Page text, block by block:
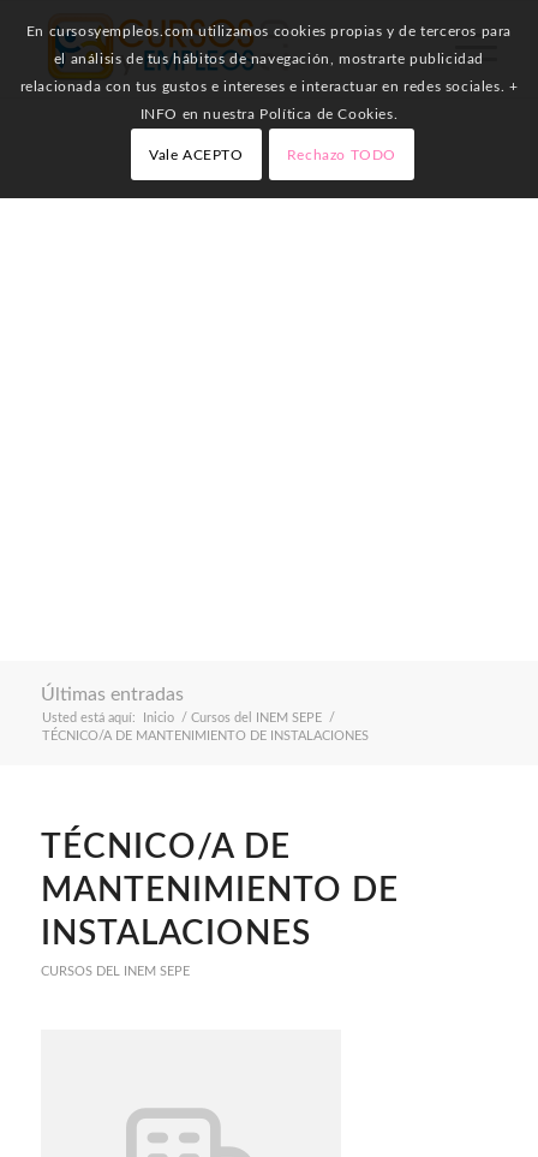
Últimas entradas
Usted está aquí: Inicio / Cursos del INEM SEPE
/
TÉCNICO/A DE MANTENIMIENTO DE INSTALACIONES
TÉCNICO/A DE
MANTENIMIENTO DE
INSTALACIONES
CURSOS DEL INEM SEPE
En cursosyempleos.com utilizamos cookies propias y de terceros para
el análisis de tus hábitos de navegación, mostrarte publicidad
relacionada con tus gustos e intereses e interactuar en redes sociales. +
INFO en nuestra Política de Cookies.
Vale ACEPTO Rechazo TODO